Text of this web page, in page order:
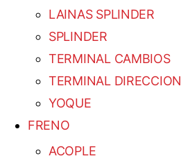
LAINAS SPLINDER
SPLINDER
TERMINAL CAMBIOS
TERMINAL DIRECCION
YOQUE
FRENO
ACOPLE